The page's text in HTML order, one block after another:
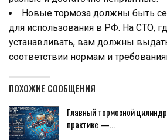
Новые тормоза должны быть
для использования в РФ. На СТО,
устанавливать, вам должны
соответствии нормам и
ПОХОЖИЕ СООБЩЕНИЯ
Главный тормозной
практике —…